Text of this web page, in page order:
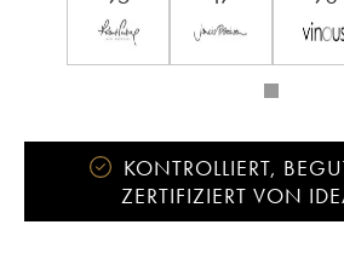
KONTROLLIERT,
ZERTIFIZIERT VON